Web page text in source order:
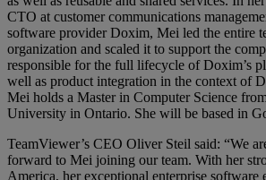
CTO at customer communications
software provider Doxim, Mei led the entire
organization and scaled it to support the
responsible for the full lifecycle of Doxim’s
well as product integration in the context of
Mei holds a Master in Computer Science
University in Ontario. She will be based in
TeamViewer’s CEO Oliver Steil said: “We
forward to Mei joining our team. With her
America, her exceptional enterprise software